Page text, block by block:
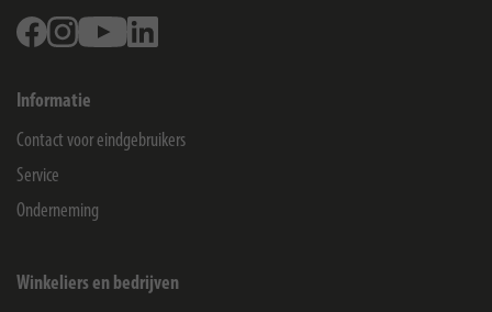
FacebookInstagramYoutube
Informatie
Contact voor eindgebruikers
Service
Onderneming
Winkeliers en bedrijven